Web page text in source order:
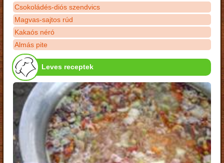
Csokoládés-diós szendvics
Magvas-sajtos rúd
Kakaós néró
Almás pite
Leves receptek